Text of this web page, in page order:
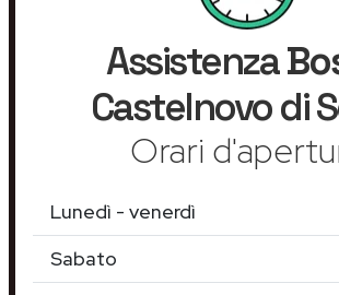
Assistenza
Castelnovo di
Orari
Lunedì - venerdì
Sabato